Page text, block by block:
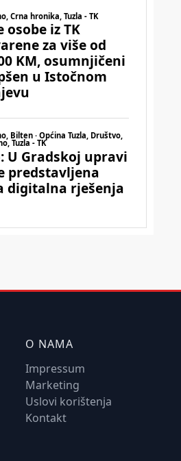
O NAMA
Impressum
Marketing
Uslovi korištenja
Kontakt